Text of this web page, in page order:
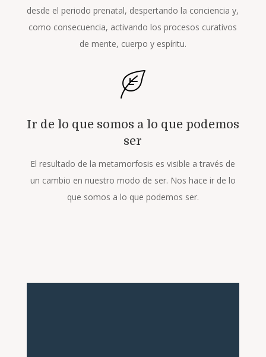
desde el periodo prenatal, despertando la conciencia y,
como consecuencia, activando los procesos curativos
de mente, cuerpo y espíritu.
Ir de lo que somos a lo que podemos
ser
El resultado de la metamorfosis es visible a través de
un cambio en nuestro modo de ser. Nos hace ir de lo
que somos a lo que podemos ser.